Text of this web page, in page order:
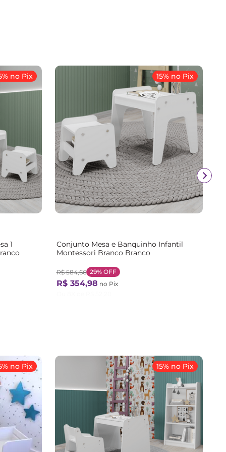
no Pix
1
15% no Pix
Conjunto Mesa e Banquinho Infantil
Montessori Branco Branco
R$ 584,66 29%OFF
R$ 354,98 no Pix
no Pix 15% no Pix